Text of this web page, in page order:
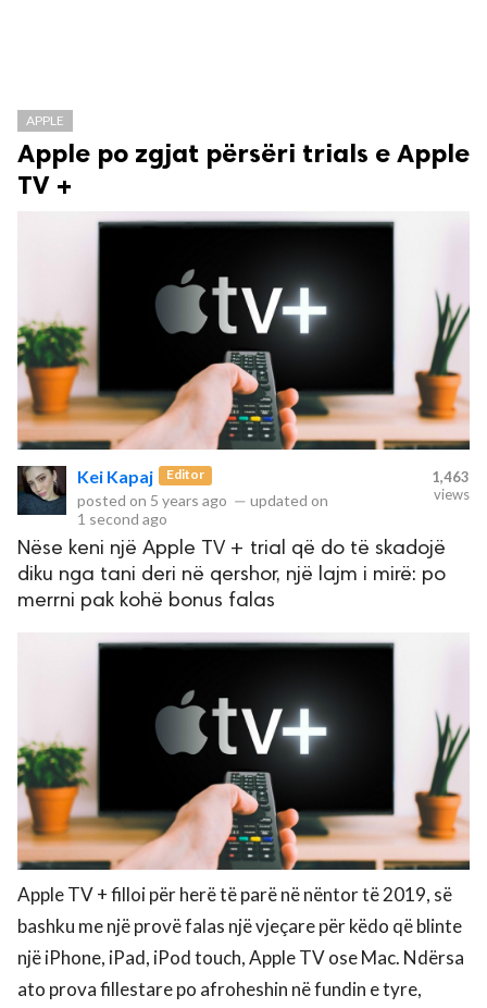
APPLE
Apple po zgjat përsëri trials e Apple
TV +
Kei Kapaj Editor
posted on 5 years ago — updated on
1 second ago
1,463
views
Nëse keni një Apple TV + trial që do të skadojë
diku nga tani deri në qershor, një lajm i mirë: po
merrni pak kohë bonus falas
Apple TV + filloi për herë të parë në nëntor të 2019, së
bashku me një provë falas një vjeçare për këdo që blinte
një iPhone, iPad, iPod touch, Apple TV ose Mac. Ndërsa
ato prova fillestare po afroheshin në fundin e tyre,